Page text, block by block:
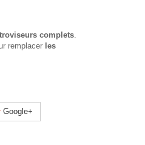
complets.
remplacer les
Google+